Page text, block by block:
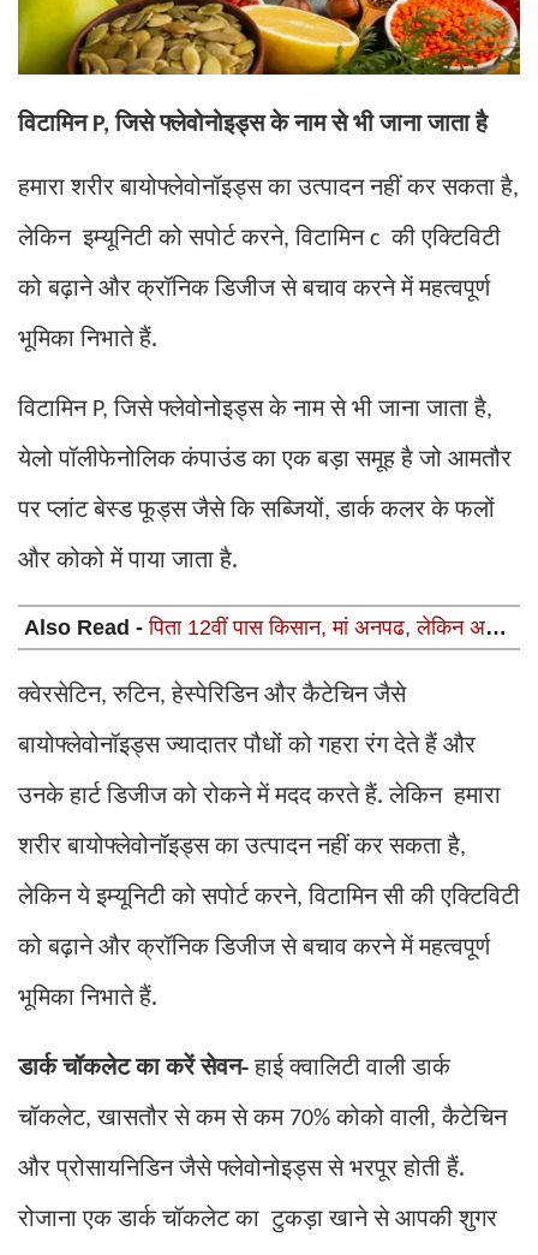
विटामिन P,जिसे फ्लेवोनोइड्स के नाम से भी जाना जाता है
हमारा शरीर बायोफ्लेवोनॉइड्स का उत्पादन नहीं कर सकता है,
लेकिन इम्यूनिटी को सपोर्ट करने,विटामिन c की एक्टिविटी
को बढ़ाने और क्रॉनिक डिजीज से बचाव करने में महत्वपूर्ण
भूमिका निभाते हैं.
विटामिन P,जिसे फ्लेवोनोइड्स के नाम से भी जाना जाता है,
येलो पॉलीफेनोलिक कंपाउंड का एक बड़ा समूह है जो आमतौर
पर प्लांट बेस्ड फूड्स जैसे कि सब्जियों,डार्क कलर के फलों
और कोको में पाया जाता है.
Also Read -पिता 12वीं पास किसान, मां अनपढ, लेकिन अपनी
3 बेटी और 1 बेटे को बनाया पुलिस, सबके लिए प्रेरणादायक है इस
परिवार की कहानी
क्वेरसेटिन,रुटिन,हेस्पेरिडिन और कैटेचिन जैसे
बायोफ्लेवोनॉइड्स ज्यादातर पौधों को गहरा रंग देते हैं और
उनके हार्ट डिजीज को रोकने में मदद करते हैं. लेकिन हमारा
शरीर बायोफ्लेवोनॉइड्स का उत्पादन नहीं कर सकता है,
लेकिन ये इम्यूनिटी को सपोर्ट करने,विटामिन सी की एक्टिविटी
को बढ़ाने और क्रॉनिक डिजीज से बचाव करने में महत्वपूर्ण
भूमिका निभाते हैं.
डार्क चॉकलेट का करें सेवन-हाई क्वालिटी वाली डार्क
चॉकलेट,खासतौर से कम से कम 70% कोको वाली,कैटेचिन
और प्रोसायनिडिन जैसे फ्लेवोनोइड्स से भरपूर होती हैं.
रोजाना एक डार्क चॉकलेट का टुकड़ा खाने से आपकी शुगर